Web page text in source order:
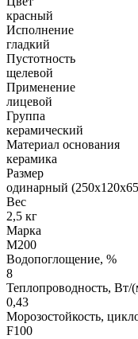
красный
Исполнение
гладкий
Пустотность
щелевой
Применение
лицевой
Группа
керамический
Материал основания
керамика
Размер
одинарный
Вес
2,5 кг
Марка
М200
Водопоглощение, %
8
Теплопроводность, Вт/
0,43
Морозостойкость,
F100